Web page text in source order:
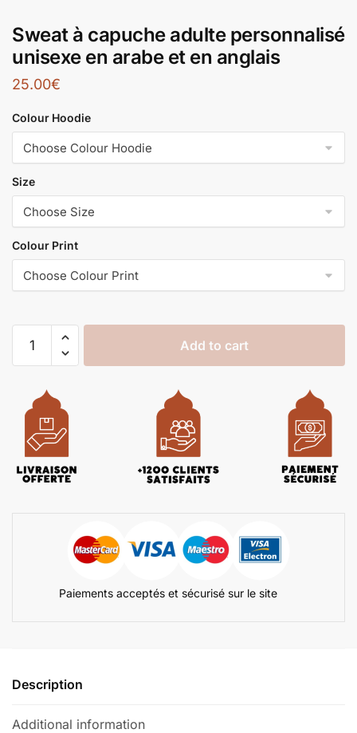
Sweat à capuche adulte personnalisé
unisexe en arabe et en anglais
25.00€
Colour Hoodie
Size
Colour Print
Add to cart
Paiements acceptés et sécurisé sur le site
Description
Additional information